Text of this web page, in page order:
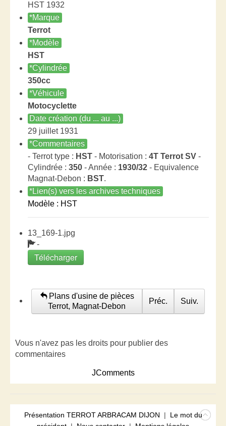
HST 1932
*Marque
Terrot
*Modèle
HST
*Cylindrée
350cc
*Véhicule
Motocyclette
Date création (du ... au ...)
29 juillet 1931
*Commentaires
- Terrot type : HST - Motorisation : 4T Terrot SV -
Cylindrée : 350 - Année : 1930/32 - Equivalence
Magnat-Debon : BST.
*Lien(s) vers les archives techniques
Modèle : HST
13_169-1.jpg
-
Télécharger
Plans d'usine de pièces
Terrot, Magnat-Debon
Préc. Suiv.
Vous n'avez pas les droits pour publier des
commentaires
JComments
Présentation TERROT ARBRACAM DIJON | Le mot du